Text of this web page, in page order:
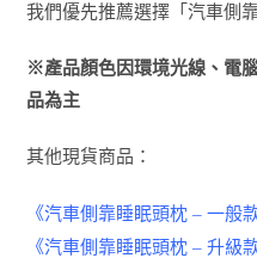
我們優先推薦選擇「汽車側
※產品顏色因環境光線、電
品為主
其他現貨商品：
《汽車側靠睡眠頭枕 – 一般款
《汽車側靠睡眠頭枕 – 升級款